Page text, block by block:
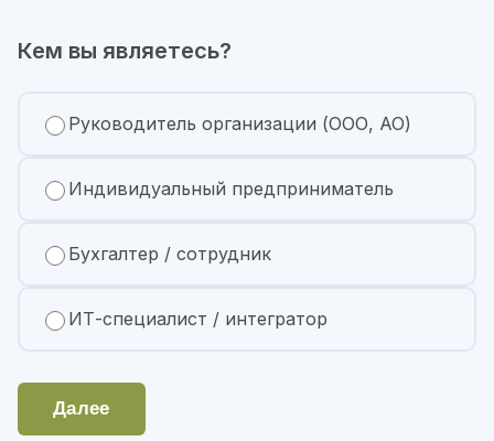
Кем вы являетесь?
Руководитель организации (ООО, АО)
Индивидуальный предприниматель
Бухгалтер / сотрудник
ИТ-специалист / интегратор
Далее